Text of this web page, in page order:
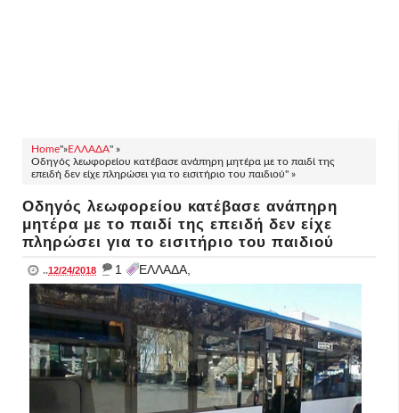
Home"»ΕΛΛΑΔΑ" »
Οδηγός λεωφορείου κατέβασε ανάπηρη μητέρα με το παιδί της
επειδή δεν είχε πληρώσει για το εισιτήριο του παιδιού" »
Οδηγός λεωφορείου κατέβασε ανάπηρη
μητέρα με το παιδί της επειδή δεν είχε
πληρώσει για το εισιτήριο του παιδιού
..12/24/2018 _ 1 ΕΛΛΑΔΑ,